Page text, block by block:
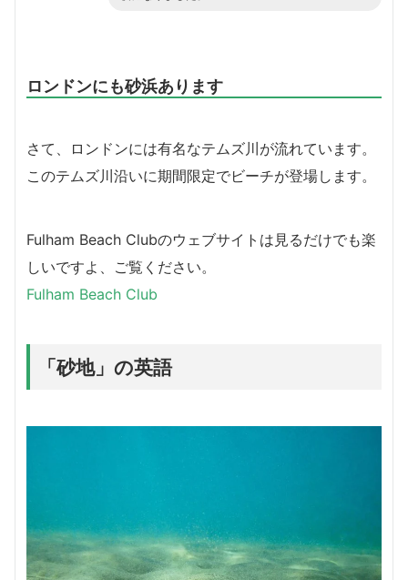
ロンドンにも砂浜あります
さて、ロンドンには有名なテムズ川が流れています。
このテムズ川沿いに期間限定でビーチが登場します。
Fulham Beach Clubのウェブサイトは見るだけでも楽
しいですよ、ご覧ください。
Fulham Beach Club
「砂地」の英語